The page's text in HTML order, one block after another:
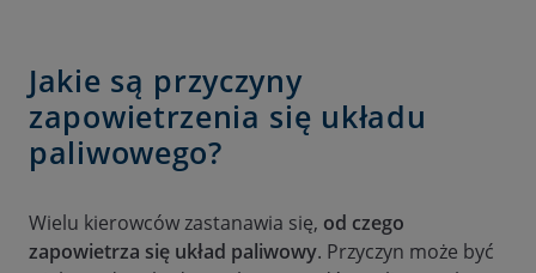
Jakie są przyczyny
zapowietrzenia się układu
paliwowego?
Wielu kierowców zastanawia się, od czego
zapowietrza się układ paliwowy. Przyczyn może być